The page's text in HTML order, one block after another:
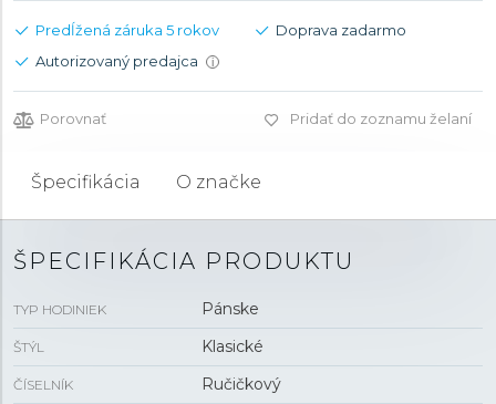
Predĺžená záruka 5 rokov
Doprava zadarmo
Autorizovaný predajca
i
Porovnať Pridať do zoznamu želaní
Špecifikácia O značke
ŠPECIFIKÁCIA PRODUKTU
TYP HODINIEK Pánske
ŠTÝL Klasické
ČÍSELNÍK Ručičkový